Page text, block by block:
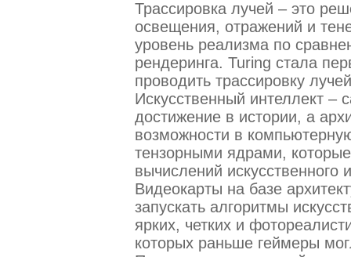
Трассировка лучей – это
освещения, отражений и
уровень реализма по
рендеринга. Turing стала
проводить трассировку
Искусственный интеллект –
достижение в истории, а
возможности в
тензорными ядрами,
вычислений
Видеокарты на базе
запускать алгоритмы
ярких, четких и
которых раньше геймеры